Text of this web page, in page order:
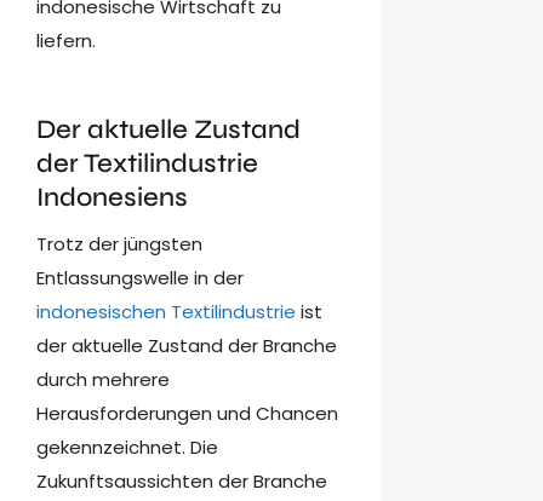
indonesische Wirtschaft zu
liefern.
Der aktuelle Zustand
der Textilindustrie
Indonesiens
Trotz der jüngsten
Entlassungswelle in der
indonesischen Textilindustrie ist
der aktuelle Zustand der Branche
durch mehrere
Herausforderungen und Chancen
gekennzeichnet. Die
Zukunftsaussichten der Branche